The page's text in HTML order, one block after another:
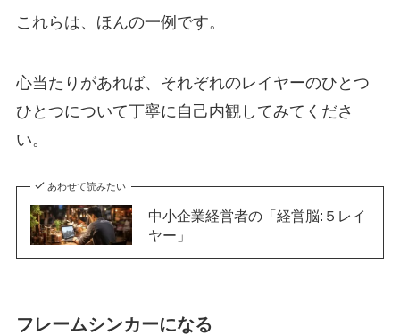
これらは、ほんの一例です。
心当たりがあれば、それぞれのレイヤーのひとつ
ひとつについて丁寧に自己内観してみてくださ
い。
あわせて読みたい
中小企業経営者の「経営脳:５レイ
ヤー」
フレームシンカーになる